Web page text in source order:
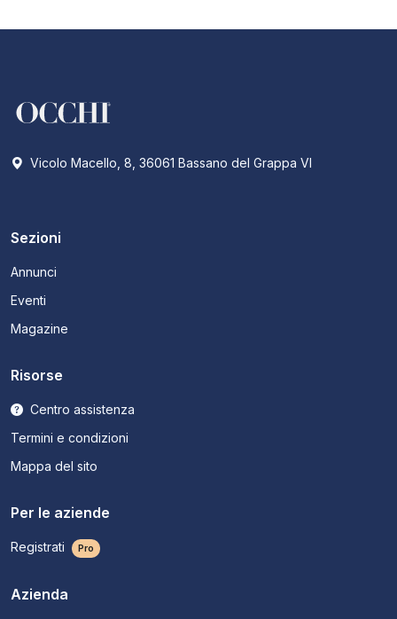
Vicolo Macello, 8, 36061 Bassano del Grappa VI
Sezioni
Annunci
Eventi
Magazine
Risorse
Centro assistenza
Termini e condizioni
Mappa del sito
Per le aziende
Registrati Pro
Azienda